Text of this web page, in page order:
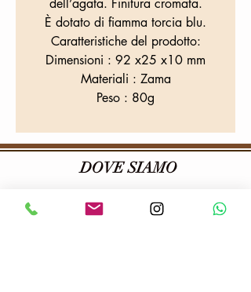
dell’agata. Finitura cromata.
È dotato di fiamma torcia blu.
Caratteristiche del prodotto:
Dimensioni : 92 x25 x10 mm
Materiali : Zama
Peso : 80g
DOVE SIAMO
Via Provana, 26